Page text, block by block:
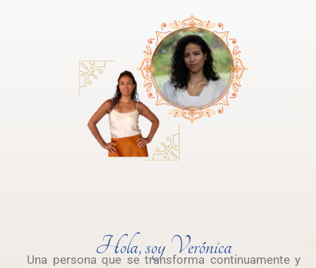
Hola, soy Verónica
Una persona que se transforma continuamente y